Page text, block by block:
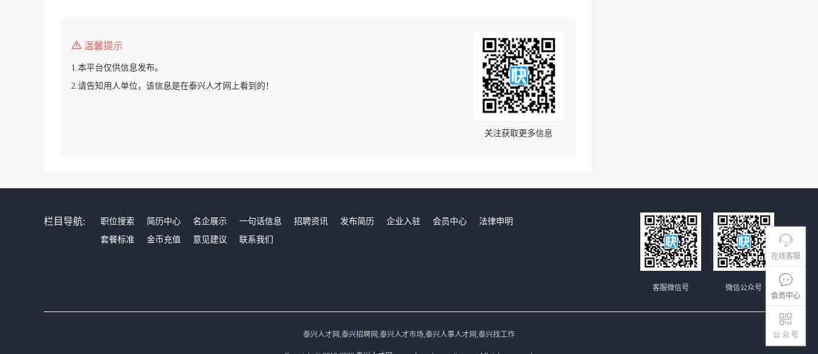
在线客服
会员中心
公 众 号
温馨提示
1.本平台仅供信息发布。
2.请告知用人单位，该信息是在泰兴人才网上看到的！
关注获取更多信息
栏目导航: 职位搜索 简历中心 名企展示 一句话信息 招聘资讯 发布简历 企业入驻 会员中心
法律申明
套餐标准
金币充值 意见建议 联系我们
微信公众号
客服微信号
泰兴人才网,泰兴招聘网,泰兴人才市场,泰兴人事人才网,泰兴找工作